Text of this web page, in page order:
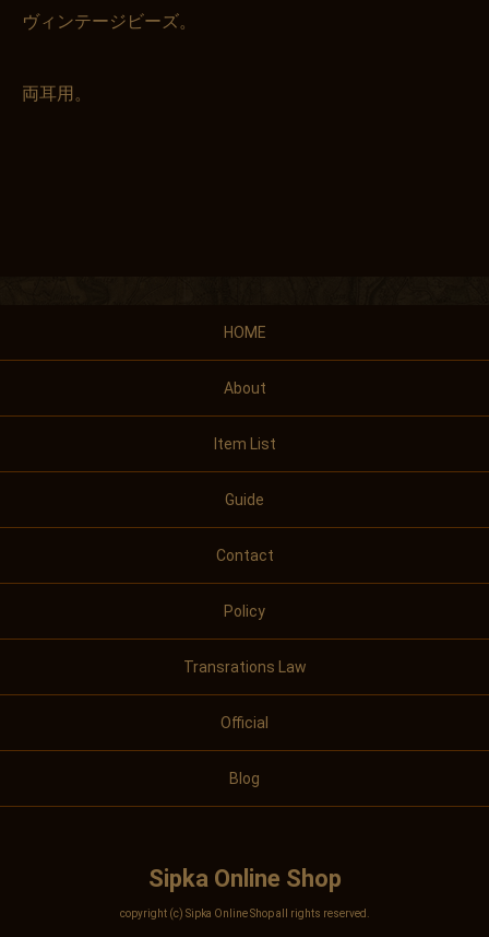
ヴィンテージビーズ。
両耳用。
HOME
About
Item List
Guide
Contact
Policy
Transrations Law
Official
Blog
Sipka Online Shop
copyright (c) Sipka Online Shop all rights reserved.